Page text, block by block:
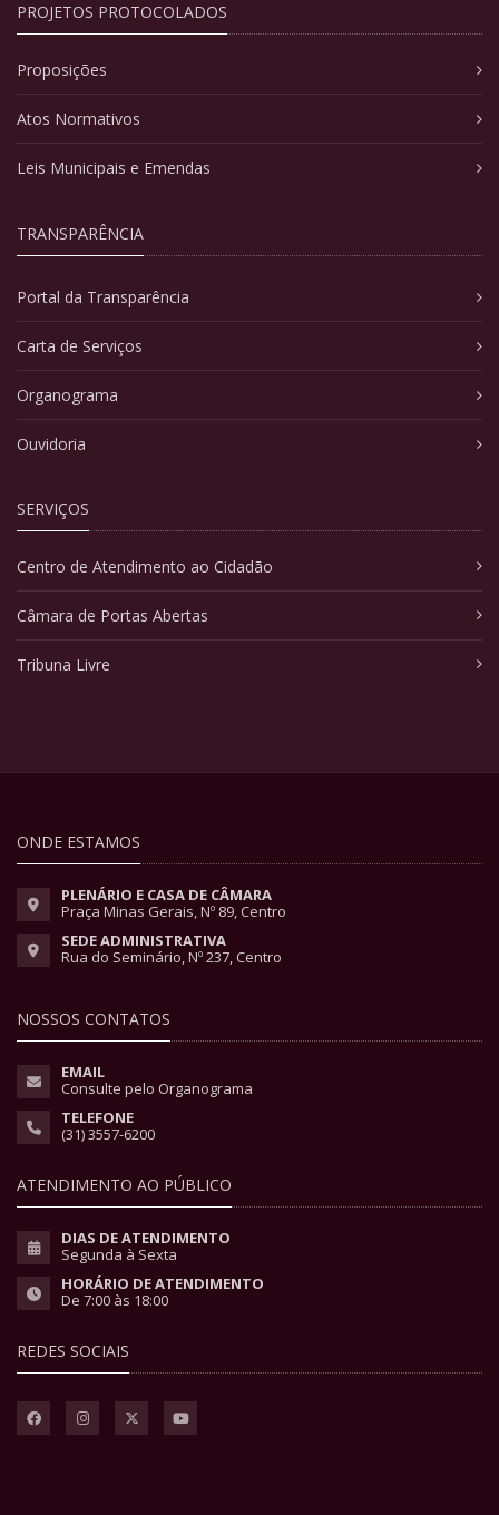
PROJETOS PROTOCOLADOS
Proposições
Atos Normativos
Leis Municipais e Emendas
TRANSPARÊNCIA
Portal da Transparência
Carta de Serviços
Organograma
Ouvidoria
SERVIÇOS
Centro de Atendimento ao Cidadão
Câmara de Portas Abertas
Tribuna Livre
ONDE ESTAMOS
PLENÁRIO E CASA DE CÂMARA
Praça Minas Gerais, Nº 89, Centro
SEDE ADMINISTRATIVA
Rua do Seminário, Nº 237, Centro
NOSSOS CONTATOS
EMAIL
Consulte pelo Organograma
TELEFONE
(31) 3557-6200
ATENDIMENTO AO PÚBLICO
DIAS DE ATENDIMENTO
Segunda à Sexta
HORÁRIO DE ATENDIMENTO
De 7:00 às 18:00
REDES SOCIAIS